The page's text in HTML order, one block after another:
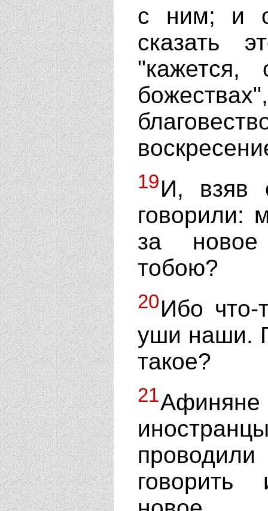
с ним; и
сказать
"кажется,
19И, взяв
говорили:
за новое
тобою?
20Ибо что-
уши наши.
такое?
21
говорить